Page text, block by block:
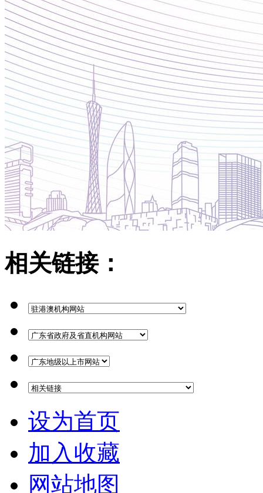
相关链接：
设为首页
加入收藏
网站地图